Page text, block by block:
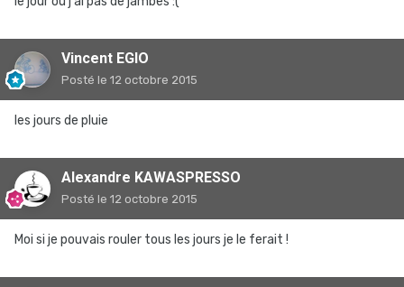
Vincent EGIO
Posté le 12 octobre 2015
les jours de pluie
Alexandre KAWASPRESSO
Posté le 12 octobre 2015
Moi si je pouvais rouler tous les jours je le ferait !